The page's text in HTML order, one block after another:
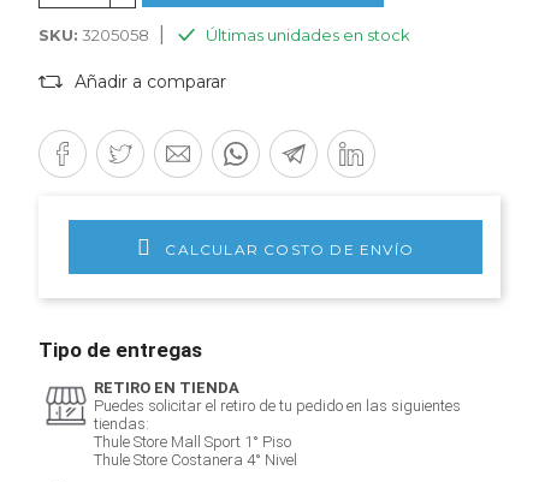
SKU: 3205058 Últimas unidades en stock
Añadir a comparar
CALCULAR COSTO DE ENVÍO
Tipo de entregas
RETIRO EN TIENDA
Puedes solicitar el retiro de tu pedido en las siguientes
tiendas:
Thule Store Mall Sport 1° Piso
Thule Store Costanera 4° Nivel